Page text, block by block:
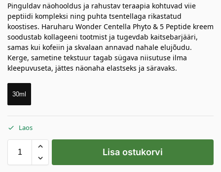
Pinguldav näohooldus ja rahustav teraapia kohtuvad viie
peptiidi kompleksi ning puhta tsentellaga rikastatud
koostises. Haruharu Wonder Centella Phyto & 5 Peptide kreem
soodustab kollageeni tootmist ja tugevdab kaitsebarjääri,
samas kui kofeiin ja skvalaan annavad nahale elujõudu.
Kerge, sametine tekstuur tagab sügava niisutuse ilma
kleepuvuseta, jättes näonaha elastseks ja säravaks.
30ml
Laos
Lisa ostukorvi